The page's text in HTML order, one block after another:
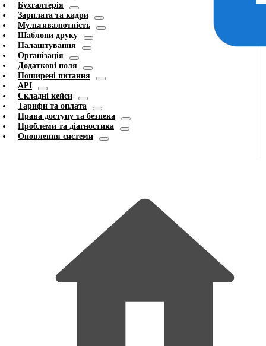
Бухгалтерія
Зарплата та кадри
Мультивалютність
Шаблони друку
Налаштування
Організація
Додаткові поля
Поширені питання
API
Складні кейси
Тарифи та оплата
Права доступу та безпека
Проблеми та діагностика
Оновлення системи